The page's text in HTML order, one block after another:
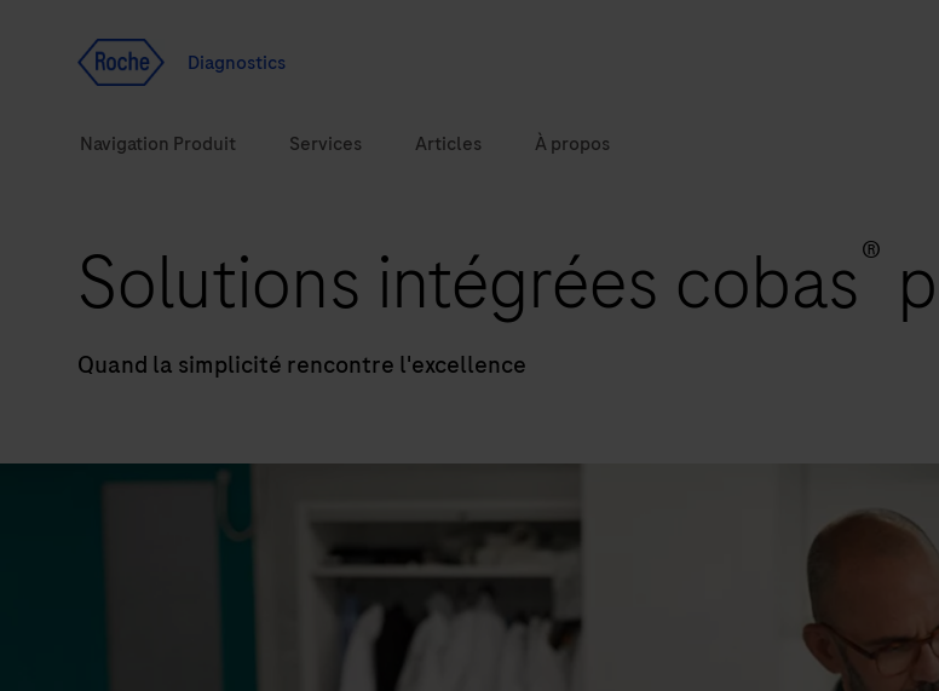
Diagnostics
Navigation Produit
Solutions
Sujets de santé
Services Articles À propos
Solutions intégrées cobas®
Quand la simplicité rencontre l'excellence